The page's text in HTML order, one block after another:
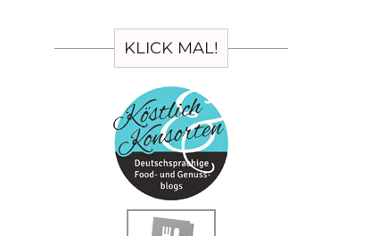
KLICK MAL!